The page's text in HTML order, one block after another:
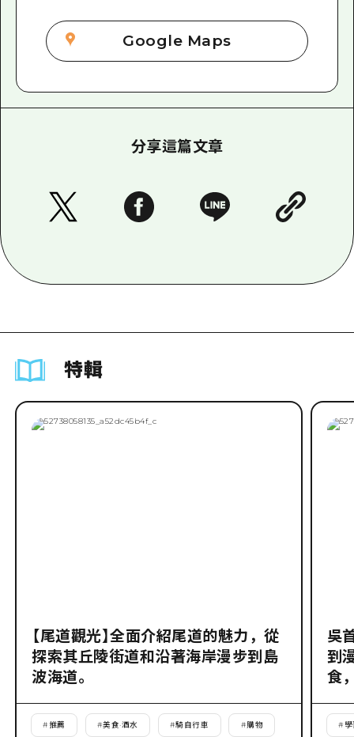
Google Maps
分享這篇文章
特輯
【尾道觀光】全面介紹尾道的魅力，從
探索其丘陵街道和沿著海岸漫步到島
波海道。
#推薦 #美食·酒水 #騎自行車 #購物
吳
到
食
# 學